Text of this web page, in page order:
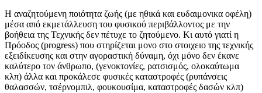
Η αναζητούμενη ποιότητα ζωής (με ηθικά και ευδαιμονικα οφέλη)
μέσα από εκμετάλλευση του φυσικού περιβάλλοντος με την
βοήθεια της Τεχνικής δεν πέτυχε το ζητούμενο. Κι αυτό γιατί η
Πρόοδος (progress) που στηρίζεται μονο στο στοιχειο της τεχνικής
εξειδίκευσης και στην αγοραστική δύναμη, όχι μόνο δεν έκανε
καλύτερο τον άνθρωπο, (γενοκτονίες, ρατσισμός, ολοκαύτωμα
κλπ) άλλα και προκάλεσε φυσικές καταστροφές (ρυπάνσεις
θαλασσών, τσέρνομπιλ, φουκουσίμα, καταστροφές δασών κλπ)